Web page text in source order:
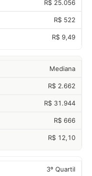
R$ 25.056
R$ 522
R$ 9,49
Mediana
R$ 2.662
R$ 31.944
R$ 666
R$ 12,10
3º Quartil